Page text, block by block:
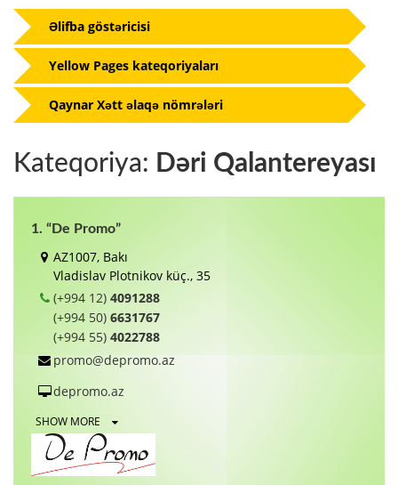
Kateqoriya: Dəri Qalantereyası
1. “De Promo”
AZ1007, Bakı
Vladislav Plotnikov küç., 35
(+994 12) 4091288
(+994 50) 6631767
(+994 55) 4022788
promo@depromo.az
depromo.az
SHOW MORE
Əlifba göstəricisi
Yellow Pages kateqoriyaları
Qaynar Xətt əlaqə nömrələri